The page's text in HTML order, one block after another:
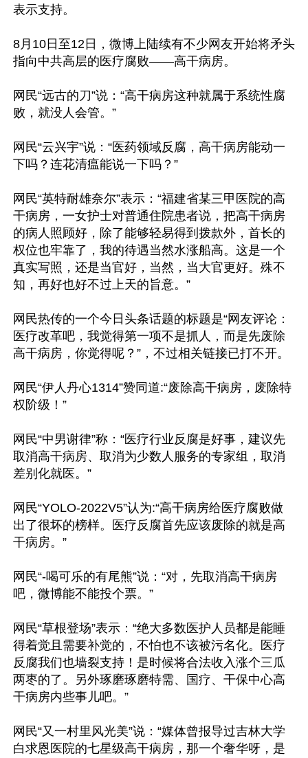
表示支持。
8月10日至12日，微博上陆续有不少网友开始将矛头
指向中共高层的医疗腐败——高干病房。
网民“远古的刀”说：“高干病房这种就属于系统性腐
败，就没人会管。”
网民“云兴宇”说：“医药领域反腐，高干病房能动一
下吗？连花清瘟能说一下吗？”
网民“英特耐雄奈尔”表示：“福建省某三甲医院的高
干病房，一女护士对普通住院患者说，把高干病房
的病人照顾好，除了能够轻易得到拨款外，首长的
权位也牢靠了，我的待遇当然水涨船高。这是一个
真实写照，还是当官好，当然，当大官更好。殊不
知，再好也好不过上天的旨意。”
网民热传的一个今日头条话题的标题是“网友评论：
医疗改革吧，我觉得第一项不是抓人，而是先废除
高干病房，你觉得呢？”，不过相关链接已打不开。
网民“伊人丹心1314”赞同道:“废除高干病房，废除特
权阶级！”
网民“中男谢律”称：“医疗行业反腐是好事，建议先
取消高干病房、取消为少数人服务的专家组，取消
差别化就医。”
网民“YOLO-2022V5”认为:“高干病房给医疗腐败做
出了很坏的榜样。医疗反腐首先应该废除的就是高
干病房。”
网民“-喝可乐的有尾熊”说：“对，先取消高干病房
吧，微博能不能投个票。”
网民“草根登场”表示：“绝大多数医护人员都是能睡
得着觉且需要补觉的，不怕也不该被污名化。医疗
反腐我们也墙裂支持！是时候将合法收入涨个三瓜
两枣的了。另外琢磨琢磨特需、国疗、干保中心高
干病房内些事儿吧。”
网民“又一村里风光美”说：“媒体曾报导过吉林大学
白求恩医院的七星级高干病房，那一个奢华呀，是